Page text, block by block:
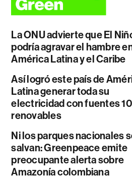
La ONU advierte que El
podría agravar el hambre
América Latina y el Caribe
Así logró este país de
Latina generar toda su
electricidad con fuentes
renovables
Ni los parques nacionales
salvan: Greenpeace emite
preocupante alerta sobre
Amazonía colombiana